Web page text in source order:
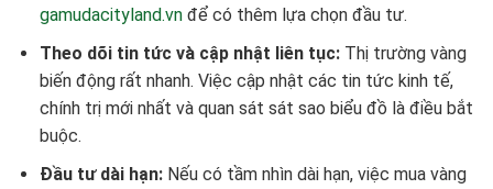
gamudacityland.vnđể có thêm lựa chọn đầu tư.
Theo dõi tin tức và cập nhật liên tục:Thị trường vàng
biến động rất nhanh. Việc cập nhật các tin tức kinh tế,
chính trị mới nhất và quan sát sát sao biểu đồ là điều bắt
buộc.
Đầu tư dài hạn:Nếu có tầm nhìn dài hạn, việc mua vàng